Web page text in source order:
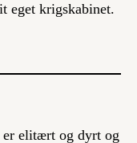
eget krigskabinet.
er elitært og dyrt og